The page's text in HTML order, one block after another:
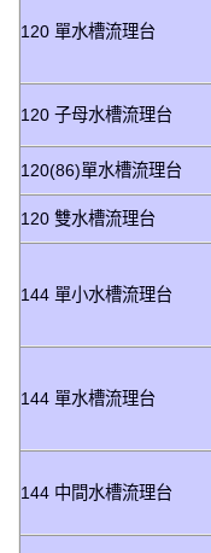
120 單水槽流理台
120 子母水槽流理台
120(86)單水槽流理台
120 雙水槽流理台
144 單小水槽流理台
144 單水槽流理台
144 中間水槽流理台